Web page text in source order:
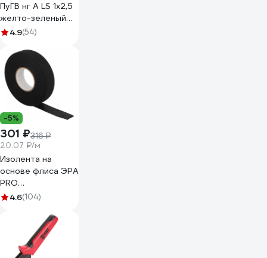
ПуГВ нг А LS 1х2,5
желто-зеленый
50м 00-
4.9(54)
-5%
301 ₽316 ₽
20.07 ₽/м
Изолента на
основе флиса ЭРА
PRO
PROFLEEC1915 19
черная Б0057181
4.6(104)